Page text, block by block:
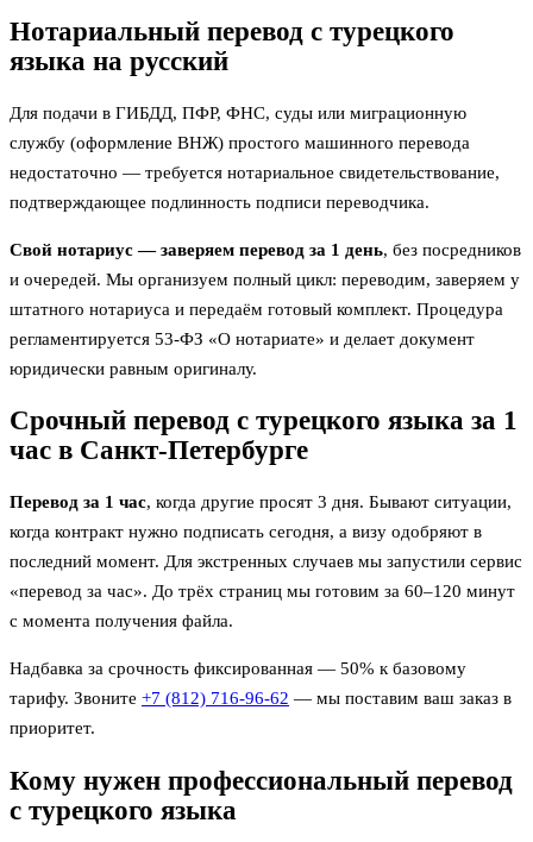
Нотариальный перевод с турецкого
языка на русский
Для подачи в ГИБДД, ПФР, ФНС, суды или миграционную
службу (оформление ВНЖ) простого машинного перевода
недостаточно — требуется нотариальное свидетельствование,
подтверждающее подлинность подписи переводчика.
Свой нотариус — заверяем перевод за 1 день, без посредников
и очередей. Мы организуем полный цикл: переводим, заверяем у
штатного нотариуса и передаём готовый комплект. Процедура
регламентируется 53-ФЗ «О нотариате» и делает документ
юридически равным оригиналу.
Срочный перевод с турецкого языка за 1
час в Санкт-Петербурге
Перевод за 1 час, когда другие просят 3 дня. Бывают ситуации,
когда контракт нужно подписать сегодня, а визу одобряют в
последний момент. Для экстренных случаев мы запустили сервис
«перевод за час». До трёх страниц мы готовим за 60–120 минут
с момента получения файла.
Надбавка за срочность фиксированная — 50% к базовому
тарифу. Звоните +7 (812) 716-96-62 — мы поставим ваш заказ в
приоритет.
Кому нужен профессиональный перевод
с турецкого языка